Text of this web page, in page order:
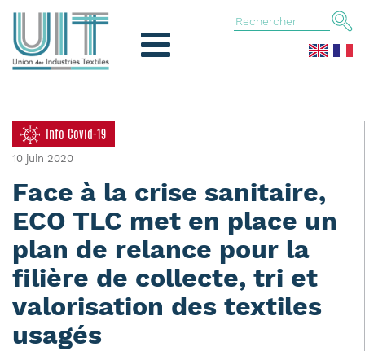
Info Covid-19
10 juin 2020
Face à la crise sanitaire,
ECO TLC met en place un
plan de relance pour la
filière de collecte, tri et
valorisation des textiles
usagés